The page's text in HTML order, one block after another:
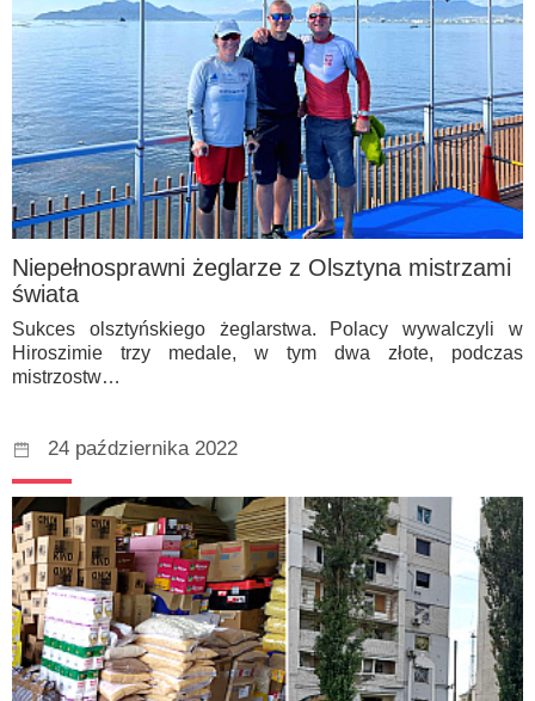
Niepełnosprawni żeglarze z Olsztyna mistrzami
świata
Sukces olsztyńskiego żeglarstwa. Polacy wywalczyli w
Hiroszimie trzy medale, w tym dwa złote, podczas
mistrzostw…
24 października 2022